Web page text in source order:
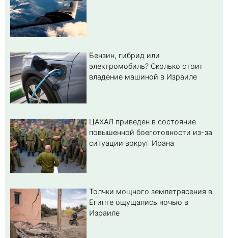
Бензин, гибрид или
электромобиль? Cколько стоит
владение машиной в Израиле
ЦАХАЛ приведен в состояние
повышенной боеготовности из-за
ситуации вокруг Ирана
Толчки мощного землетрясения в
Египте ощущались ночью в
Израиле